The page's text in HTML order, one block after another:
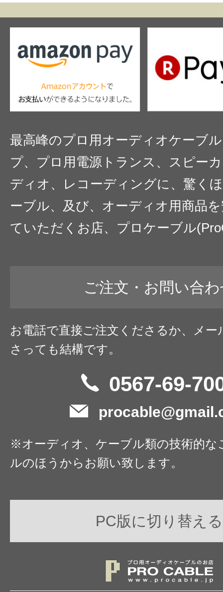
最高峰のプロ用オーディオケーブ
プ、プロ用電源トランス、スピー
ディオ、レコーディングに、驚く
ーブル、及び、オーディオ用商品
ていただくお店、プロケーブル
ご注文・お問い合
お電話で直接ご注文くださるか、メー
さっても結構です。
0567-69-
※オーディオ、ケーブル類の技術的な
ルのほうからお願い致します。
PC版に切り替える